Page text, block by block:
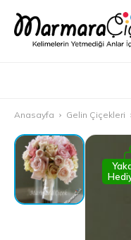
Anasayfa Gelin Çiçekleri